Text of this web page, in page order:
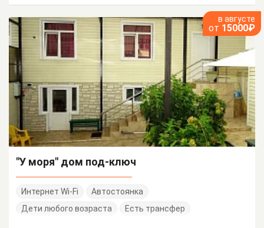
в августе
от 15000₽
"У моря" дом под-ключ
Интернет Wi-Fi
Автостоянка
Дети любого возраста
Есть трансфер